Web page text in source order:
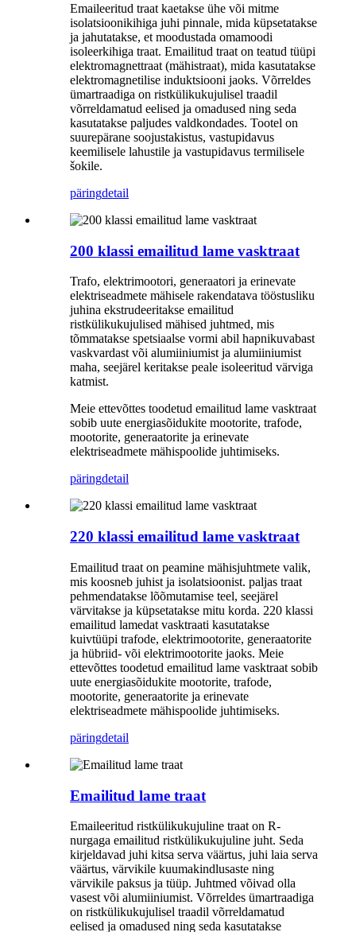
Emaileeritud traat kaetakse ühe või mitme
isolatsioonikihiga juhi pinnale, mida küpsetatakse
ja jahutatakse, et moodustada omamoodi
isoleerkihiga traat. Emailitud traat on teatud tüüpi
elektromagnettraat (mähistraat), mida kasutatakse
elektromagnetilise induktsiooni jaoks. Võrreldes
ümartraadiga on ristkülikukujulisel traadil
võrreldamatud eelised ja omadused ning seda
kasutatakse paljudes valdkondades. Tootel on
suurepärane soojustakistus, vastupidavus
keemilisele lahustile ja vastupidavus termilisele
šokile.
päringdetail
200 klassi emailitud lame vasktraat
Trafo, elektrimootori, generaatori ja erinevate
elektriseadmete mähisele rakendatava tööstusliku
juhina ekstrudeeritakse emailitud
ristkülikukujulised mähised juhtmed, mis
tõmmatakse spetsiaalse vormi abil hapnikuvabast
vaskvardast või alumiiniumist ja alumiiniumist
maha, seejärel keritakse peale isoleeritud värviga
katmist.
Meie ettevõttes toodetud emailitud lame vasktraat
sobib uute energiasõidukite mootorite, trafode,
mootorite, generaatorite ja erinevate
elektriseadmete mähispoolide juhtimiseks.
päringdetail
220 klassi emailitud lame vasktraat
Emailitud traat on peamine mähisjuhtmete valik,
mis koosneb juhist ja isolatsioonist. paljas traat
pehmendatakse lõõmutamise teel, seejärel
värvitakse ja küpsetatakse mitu korda. 220 klassi
emailitud lamedat vasktraati kasutatakse
kuivtüüpi trafode, elektrimootorite, generaatorite
ja hübriid- või elektrimootorite jaoks. Meie
ettevõttes toodetud emailitud lame vasktraat sobib
uute energiasõidukite mootorite, trafode,
mootorite, generaatorite ja erinevate
elektriseadmete mähispoolide juhtimiseks.
päringdetail
Emailitud lame traat
Emaileeritud ristkülikukujuline traat on R-
nurgaga emailitud ristkülikukujuline juht. Seda
kirjeldavad juhi kitsa serva väärtus, juhi laia serva
väärtus, värvikile kuumakindlusaste ning
värvikile paksus ja tüüp. Juhtmed võivad olla
vasest või alumiiniumist. Võrreldes ümartraadiga
on ristkülikukujulisel traadil võrreldamatud
eelised ja omadused ning seda kasutatakse